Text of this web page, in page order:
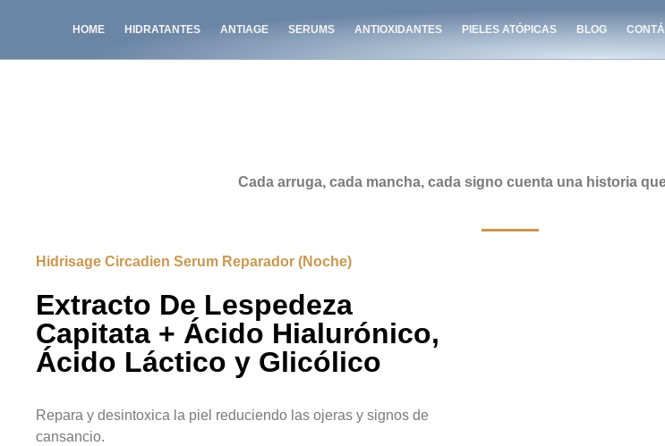
HOME HIDRATANTES ANTIAGE SERUMS ANTIOXIDANTES PIELES ATÓPICAS BLOG
Cada arruga, cada mancha, cada signo cuenta una historia
Hidrisage Circadien Serum Reparador (Noche)
Extracto De Lespedeza
Capitata + Ácido Hialurónico,
Ácido Láctico y Glicólico
Repara y desintoxica la piel reduciendo las ojeras y signos de
cansancio.